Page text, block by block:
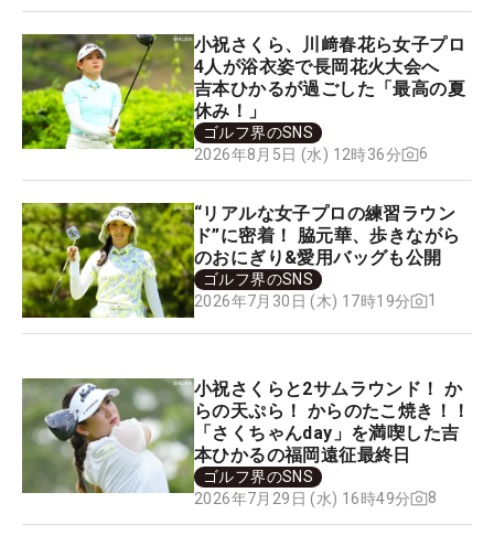
小祝さくら、川﨑春花ら女子プロ
4人が浴衣姿で長岡花火大会へ
吉本ひかるが過ごした「最高の夏
休み！」
ゴルフ界のSNS
2026年8月5日 (水) 12時36分
6
“リアルな女子プロの練習ラウン
ド”に密着！ 脇元華、歩きながら
のおにぎり&愛用バッグも公開
ゴルフ界のSNS
2026年7月30日 (木) 17時19分
1
小祝さくらと2サムラウンド！ か
らの天ぷら！ からのたこ焼き！！
「さくちゃんday」を満喫した吉
本ひかるの福岡遠征最終日
ゴルフ界のSNS
2026年7月29日 (水) 16時49分
8